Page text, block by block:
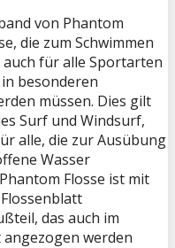
von Phantom
die zum Schwimmen
für alle Sportarten
besonderen
müssen. Dies gilt
Surf und Windsurf,
alle, die zur Ausübung
Wasser
Flosse ist mit
das auch im
werden